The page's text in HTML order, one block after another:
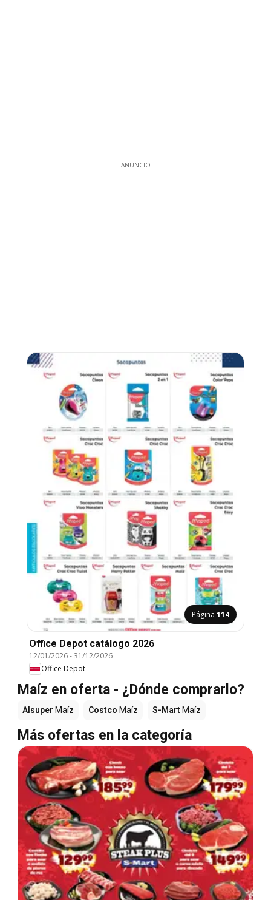
ANUNCIO
Página 114
Office Depot catálogo 2026
12/01/2026-31/12/2026
Office Depot
Maíz en oferta - ¿Dónde comprarlo?
Alsuper Maíz Costco Maíz S-Mart Maíz
Más ofertas en la categoría